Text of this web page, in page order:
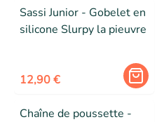
Sassi Junior - Gobelet en
silicone Slurpy la pieuvre
12,90 €
Chaîne de poussette -